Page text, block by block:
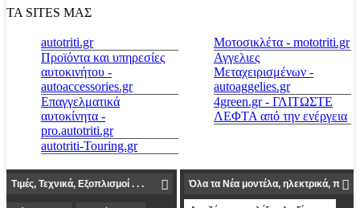
ΤΑ SITES ΜΑΣ
autotriti.gr
Προϊόντα και υπηρεσίες
αυτοκινήτου -
autoaccessories.gr
Επαγγελματικά
αυτοκίνητα -
pro.autotriti.gr
autotriti-Touring.gr
Μοτοσικλέτα - mototriti.gr
Αγγελιες
Μεταχειρισμένων -
autoaggelies.gr
4green.gr - ΓΛΙΤΩΣΤΕ
ΛΕΦΤΑ από την ενέργεια